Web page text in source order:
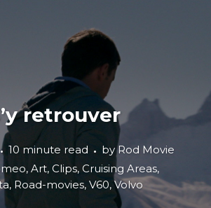
retrouver
10 minute read byRod Movie
, Art, Clips, Cruising Areas,
, Road-movies, V60,Volvo